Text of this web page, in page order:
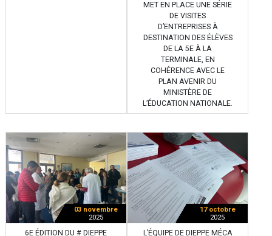
MET EN PLACE UNE SÉRIE
DE VISITES
D’ENTREPRISES À
DESTINATION DES ÉLÈVES
DE LA 5E À LA
TERMINALE, EN
COHÉRENCE AVEC LE
PLAN AVENIR DU
MINISTÈRE DE
L’ÉDUCATION NATIONALE.
03 novembre
2025
6E ÉDITION DU # DIEPPE
17 octobre
2025
L’ÉQUIPE DE DIEPPE MÉCA